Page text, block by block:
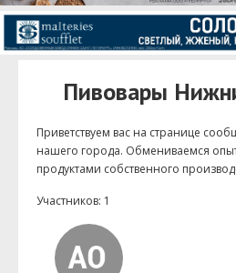
Пивовары
Приветствуем ваc на странице
нашего города. Обмениваемся
продуктами собственного
Участников: 1